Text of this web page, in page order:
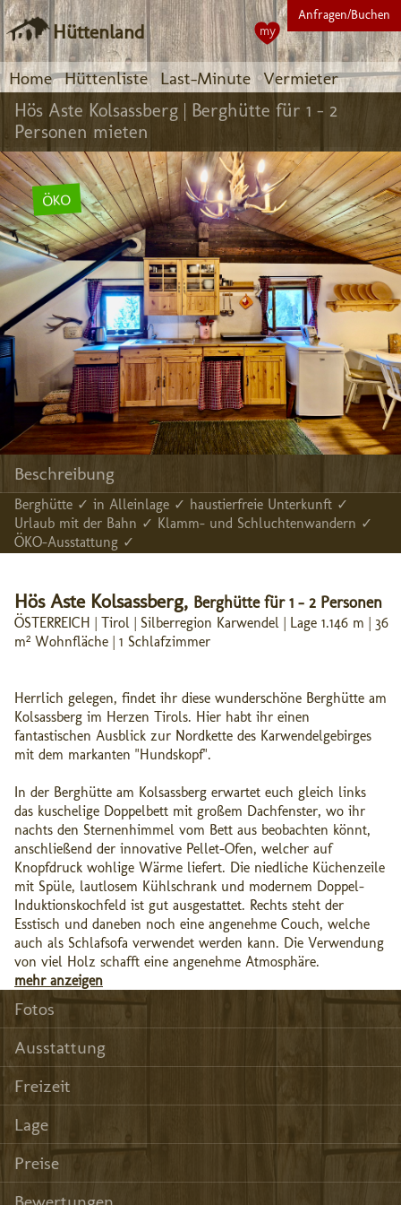
Hüttenland
Home Hüttenliste Last-Minute Vermieter
Anfragen/Buchen
my
Hös Aste Kolsassberg | Berghütte für 1 - 2
Personen mieten
ÖKO
Beschreibung
Berghütte ✓ in Alleinlage ✓ haustierfreie Unterkunft ✓
Urlaub mit der Bahn ✓ Klamm- und Schluchtenwandern ✓
ÖKO-Ausstattung ✓
Hös Aste Kolsassberg, Berghütte für 1 - 2 Personen
ÖSTERREICH | Tirol | Silberregion Karwendel | Lage 1.146 m | 36
m² Wohnfläche | 1 Schlafzimmer
Herrlich gelegen, findet ihr diese wunderschöne Berghütte am
Kolsassberg im Herzen Tirols. Hier habt ihr einen
fantastischen Ausblick zur Nordkette des Karwendelgebirges
mit dem markanten "Hundskopf".
In der Berghütte am Kolsassberg erwartet euch gleich links
das kuschelige Doppelbett mit großem Dachfenster, wo ihr
nachts den Sternenhimmel vom Bett aus beobachten könnt,
anschließend der innovative Pellet-Ofen, welcher auf
Knopfdruck wohlige Wärme liefert. Die niedliche Küchenzeile
mit Spüle, lautlosem Kühlschrank und modernem Doppel-
Induktionskochfeld ist gut ausgestattet. Rechts steht der
Esstisch und daneben noch eine angenehme Couch, welche
auch als Schlafsofa verwendet werden kann. Die Verwendung
von viel Holz schafft eine angenehme Atmosphäre.
mehr anzeigen
Fotos
Ausstattung
Freizeit
Lage
Preise